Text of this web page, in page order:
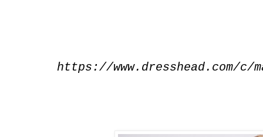
https://www.dresshead.com/c/